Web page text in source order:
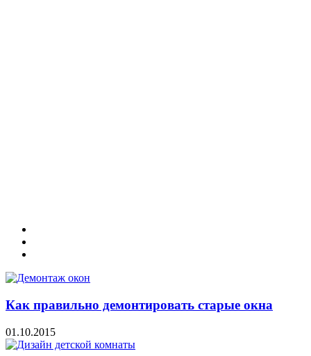
Как правильно демонтировать старые окна
01.10.2015